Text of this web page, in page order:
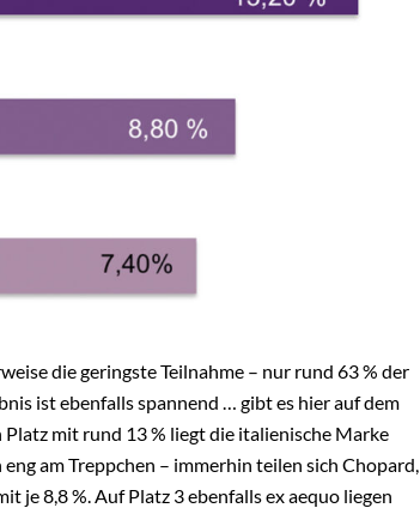
die geringste Teilnahme – nur rund 63 % der
ist ebenfalls spannend … gibt es hier auf dem
mit rund 13 % liegt die italienische Marke
am Treppchen – immerhin teilen sich Chopard,
je 8,8 %. Auf Platz 3 ebenfalls ex aequo liegen